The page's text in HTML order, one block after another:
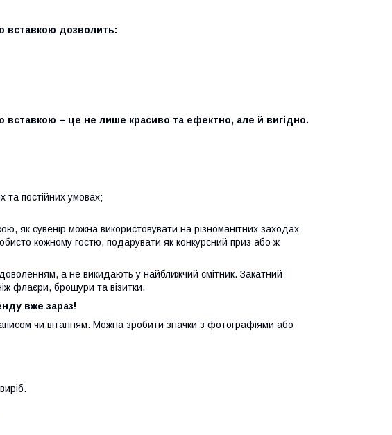
вставкою дозволить:
вставкою – це не лише красиво та ефектно, але й вигідно.
та постійних умовах;
як сувенір можна використовувати на різноманітних заходах
кожному гостю, подарувати як конкурсний приз або ж
а не викидають у найближчий смітник. Закатний
флаєри, брошури та візитки.
вже зараз!
чи вітанням. Можна зробити значки з фотографіями або